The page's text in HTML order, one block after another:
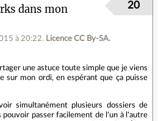
dans mon
à 20:22. Licence CC By‑SA.
20
une astuce toute simple que je viens
sur mon ordi, en espérant que ça puisse
simultanément plusieurs dossiers de
pouvoir passer facilement de l'un à l'autre